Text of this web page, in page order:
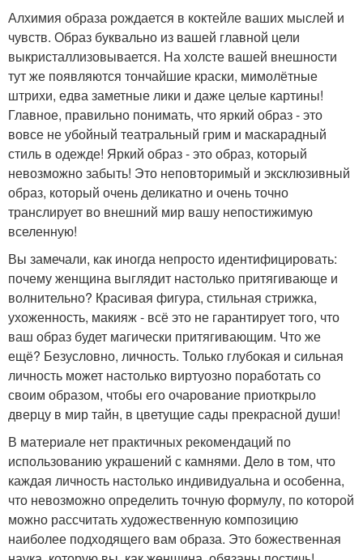
Алхимия образа рождается в коктейле ваших мыслей и
чувств. Образ буквально из вашей главной цели
выкристаллизовывается. На холсте вашей внешности
тут же появляются тончайшие краски, мимолётные
штрихи, едва заметные лики и даже целые картины!
Главное, правильно понимать, что яркий образ - это
вовсе не убойный театральный грим и маскарадный
стиль в одежде! Яркий образ - это образ, который
невозможно забыть! Это неповторимый и эксклюзивный
образ, который очень деликатно и очень точно
транслирует во внешний мир вашу непостижимую
вселенную!
Вы замечали, как иногда непросто идентифицировать:
почему женщина выглядит настолько притягивающе и
волнительно? Красивая фигура, стильная стрижка,
ухоженность, макияж - всё это не гарантирует того, что
ваш образ будет магически притягивающим. Что же
ещё? Безусловно, личность. Только глубокая и сильная
личность может настолько виртуозно поработать со
своим образом, чтобы его очарование приоткрыло
дверцу в мир тайн, в цветущие сады прекрасной души!
В материале нет практичных рекомендаций по
использованию украшений с камнями. Дело в том, что
каждая личность настолько индивидуальна и особенна,
что невозможно определить точную формулу, по которой
можно рассчитать художественную композицию
наиболее подходящего вам образа. Это божественная